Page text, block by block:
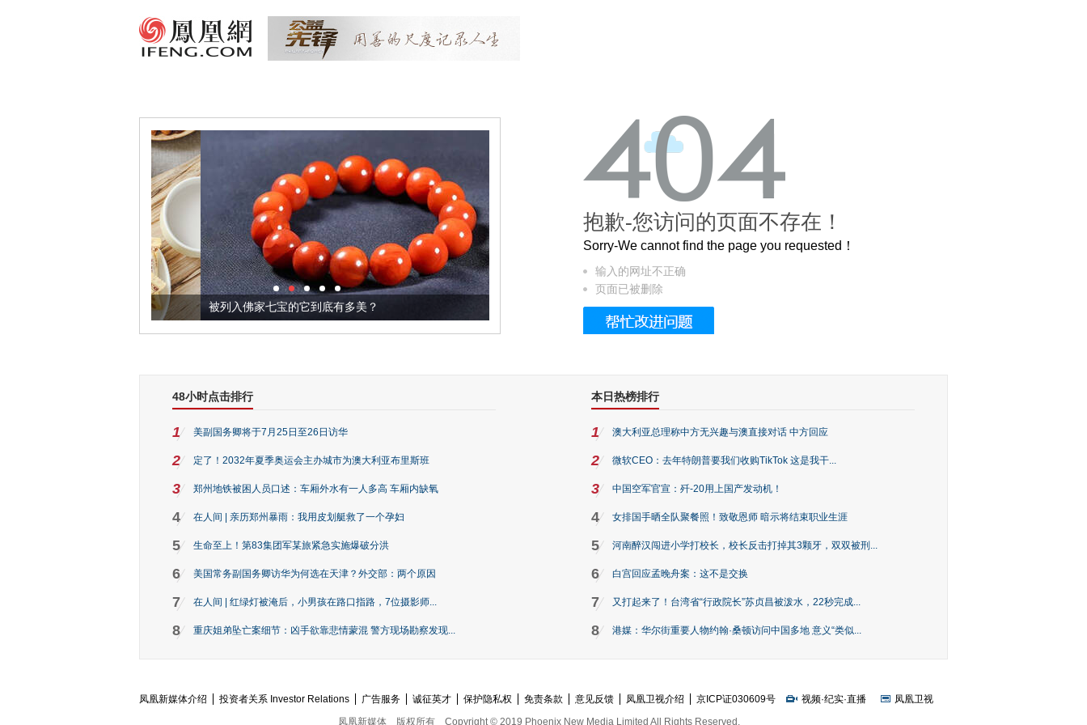
被列入佛家七宝的它到底有多美？ 这个3.2米的长卷，还原了600岁的紫禁城
抱歉-您访问的页面不存在！
Sorry-We cannot find the page you requested！
输入的网址不正确
页面已被删除
48小时点击排行
1 美副国务卿将于7月25日至26日访华
2 定了！2032年夏季奥运会主办城市为澳大利亚布里斯班
3 郑州地铁被困人员口述：车厢外水有一人多高 车厢内缺氧
4 在人间 | 亲历郑州暴雨：我用皮划艇救了一个孕妇
5 生命至上！第83集团军某旅紧急实施爆破分洪
6 美国常务副国务卿访华为何选在天津？外交部：两个原因
7 在人间 | 红绿灯被淹后，小男孩在路口指路，7位摄影师...
8 重庆姐弟坠亡案细节：凶手欲靠悲情蒙混 警方现场勘察发现...
本日热榜排行
1 澳大利亚总理称中方无兴趣与澳直接对话 中方回应
2 微软CEO：去年特朗普要我们收购TikTok 这是我干...
3 中国空军官宣：歼-20用上国产发动机！
4 女排国手晒全队聚餐照！致敬恩师 暗示将结束职业生涯
5 河南醉汉闯进小学打校长，校长反击打掉其3颗牙，双双被刑...
6 白宫回应孟晚舟案：这不是交换
7 又打起来了！台湾省“行政院长”苏贞昌被泼水，22秒完成...
8 港媒：华尔街重要人物约翰·桑顿访问中国多地 意义“类似...
凤凰新媒体介绍 投资者关系 Investor Relations 广告服务 诚征英才 保护隐私权 免责条款 意见反馈 凤凰卫视介绍 京ICP证030609号 视频·纪实·直播
凤凰卫视
凤凰新媒体
版权所有 Copyright © 2019 Phoenix New Media Limited All Rights Reserved.